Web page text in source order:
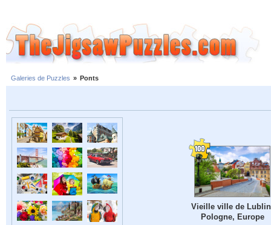
Galeries de Puzzles » Ponts
Vieille ville de
Pologne, Europe